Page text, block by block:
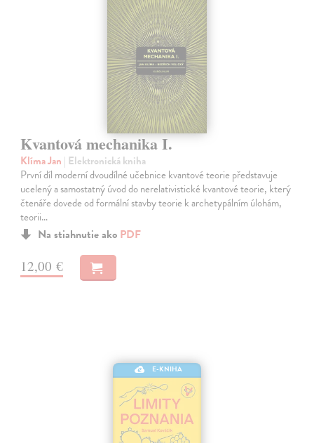
Kvantová mechanika I.
Klíma Jan | Elektronická kniha
První díl moderní dvoudílné učebnice kvantové teorie představuje
ucelený a samostatný úvod do nerelativistické kvantové teorie, který
čtenáře dovede od formální stavby teorie k archetypálním úlohám,
teorii…
Na stiahnutie ako PDF
12,00 €
E-KNIHA